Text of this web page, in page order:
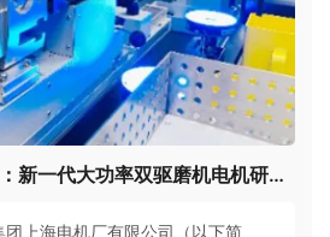
国产重大装备新突破：新一代大功率双驱磨机电机研制成功
上海电机厂有限公司（以下简